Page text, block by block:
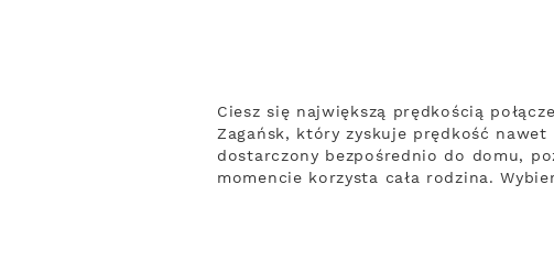
Ciesz się największą prędkością
Zagańsk, który zyskuje prędkość
dostarczony bezpośrednio do domu,
momencie korzysta cała rodzina.